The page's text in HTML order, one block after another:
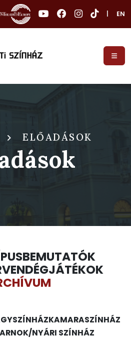
EN
ELŐADÁSOK
BEMUTATÓK
VENDÉGJÁTÉKOK
KAMARASZÍNHÁZ
NYÁRI SZÍNHÁZ